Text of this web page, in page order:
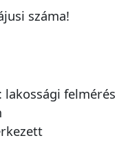
száma!
felmérés